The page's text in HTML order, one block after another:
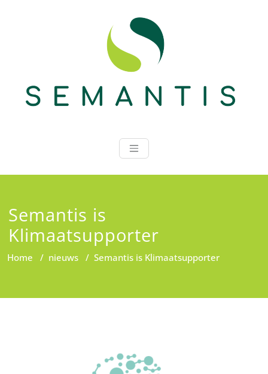
Semantis
Semantis is
Klimaatsupporter
Home / nieuws / Semantis is Klimaatsupporter